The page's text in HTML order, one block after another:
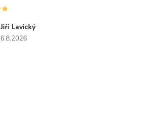
Jiří Lavický
6.8.2026